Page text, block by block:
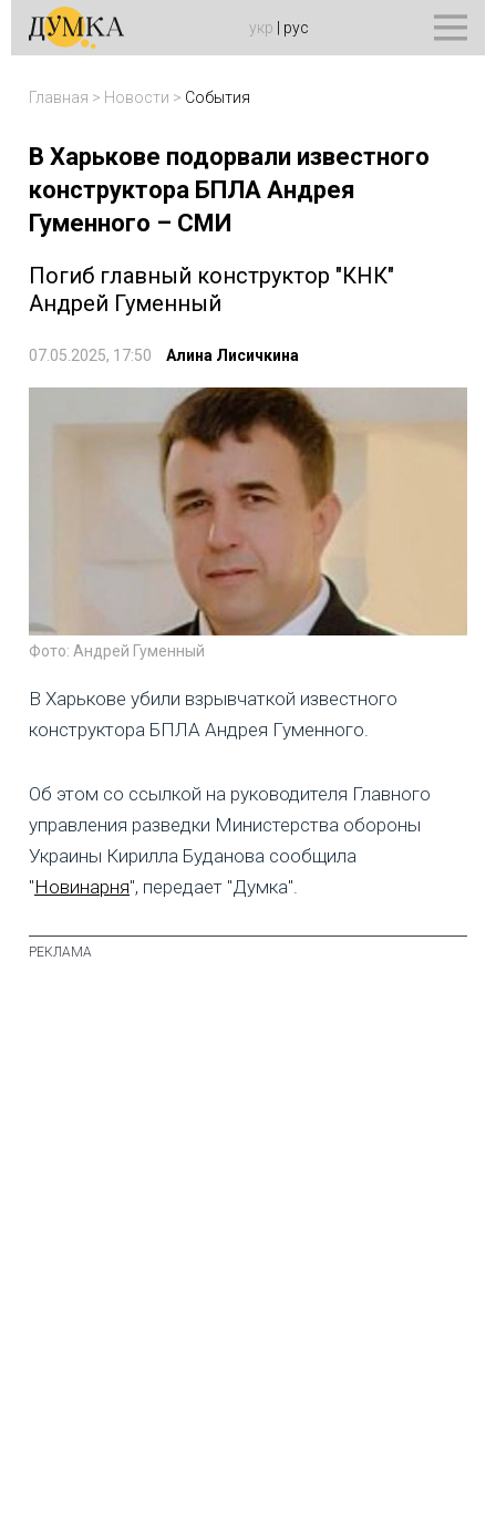
укр рус
Главная > Новости > События
В Харькове подорвали известного
конструктора БПЛА Андрея
Гуменного – СМИ
Погиб главный конструктор "КНК"
Андрей Гуменный
07.05.2025, 17:50 Алина Лисичкина
Фото: Андрей Гуменный
В Харькове убили взрывчаткой известного
конструктора БПЛА Андрея Гуменного.
Об этом со ссылкой на руководителя Главного
управления разведки Министерства обороны
Украины Кирилла Буданова сообщила
"Новинарня", передает "Думка".